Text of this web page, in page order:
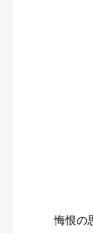
悔恨の